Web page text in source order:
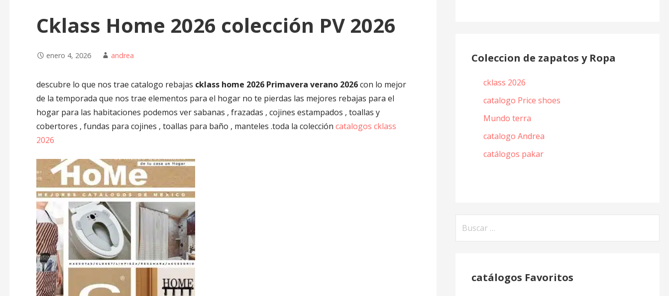
Cklass Home 2026 colección PV 2026
enero 4, 2026 andrea
descubre lo que nos trae catalogo rebajas cklass home 2026 Primavera verano 2026con lo mejor
de la temporada que nos trae elementos para el hogar no te pierdas las mejores rebajas para el
hogar para las habitaciones podemos ver sabanas , frazadas , cojines estampados , toallas y
cobertores , fundas para cojines , toallas para baño , manteles .toda la colección catalogos cklass
2026
Coleccion de zapatos y Ropa
cklass 2026
catalogo Price shoes
Mundo terra
catalogo Andrea
catálogos pakar
catálogos Favoritos